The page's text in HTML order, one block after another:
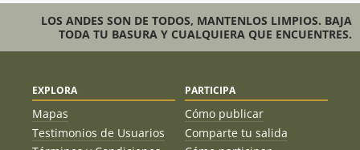
LOS ANDES SON DE TODOS, MANTENLOS LIMPIOS. BAJA
TODA TU BASURA Y CUALQUIERA QUE ENCUENTRES.
EXPLORA
Mapas
Testimonios de Usuarios
PARTICIPA
Cómo publicar
Comparte tu salida